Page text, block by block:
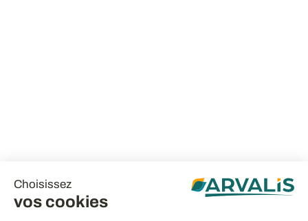
Choisissez
vos cookies